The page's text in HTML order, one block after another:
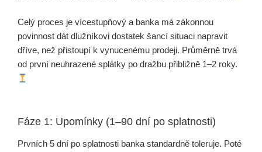
Celý proces je vícestupňový a banka má zákonnou
povinnost dát dlužníkovi dostatek šancí situaci napravit
dříve, než přistoupí k vynucenému prodeji. Průměrně trvá
od první neuhrazené splátky po dražbu přibližně 1–2 roky.
Fáze 1: Upomínky (1–90 dní po splatnosti)
Prvních 5 dní po splatnosti banka standardně toleruje. Poté